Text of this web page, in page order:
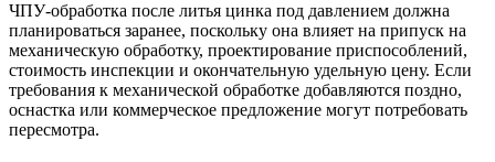
ЧПУ-обработка после литья цинка под давлением должна
планироваться заранее, поскольку она влияет на припуск на
механическую обработку, проектирование приспособлений,
стоимость инспекции и окончательную удельную цену. Если
требования к механической обработке добавляются поздно,
оснастка или коммерческое предложение могут потребовать
пересмотра.